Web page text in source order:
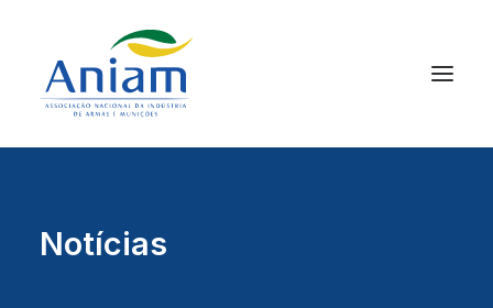
Notícias